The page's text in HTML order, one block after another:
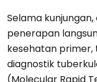
Selama
penerapan
kesehatan
diagnostik
(Molecular Rapid